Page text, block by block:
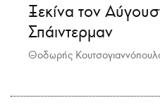
Ξεκίνα τον
Σπάιντερμαν
Θοδωρής